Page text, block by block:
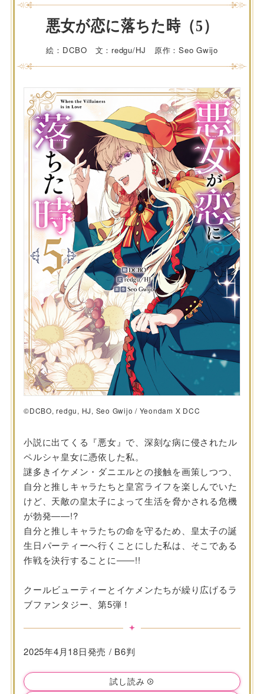
悪女が恋に落ちた時（5）
絵：DCBO 文：redgu/HJ 原作：Seo Gwijo
©DCBO, redgu, HJ, Seo Gwijo / Yeondam X DCC
小説に出てくる『悪女』で、深刻な病に侵されたル
ペルシャ皇女に憑依した私。
謎多きイケメン・ダニエルとの接触を画策しつつ、
自分と推しキャラたちと皇宮ライフを楽しんでいた
けど、天敵の皇太子によって生活を脅かされる危機
が勃発――!?
自分と推しキャラたちの命を守るため、皇太子の誕
生日パーティーへ行くことにした私は、そこである
作戦を決行することに――!!
クールビューティーとイケメンたちが繰り広げるラ
ブファンタジー、第5弾！
2025年4月18日発売 / B6判
試し読み